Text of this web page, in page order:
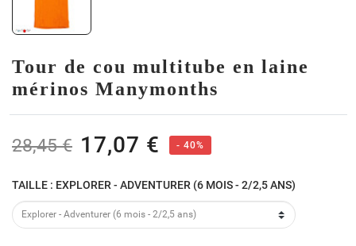
Tour de cou multitube en laine
mérinos Manymonths
28,45 € 17,07 € - 40%
TAILLE : EXPLORER - ADVENTURER (6 MOIS - 2/2,5 ANS)